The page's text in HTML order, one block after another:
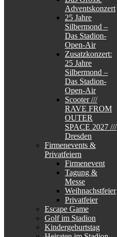
Adventskonzert
25 Jahre
Silbermond –
Das Stadion-
Open-Air
Zusatzkonzert:
25 Jahre
Silbermond –
Das Stadion-
Open-Air
Scooter ///
RAVE FROM
OUTER
SPACE 2027 ///
Dresden
Firmenevents &
Privatfeiern
Firmenevent
Tagung &
Messe
Weihnachstfeier
Privatfeier
Escape Game
Golf im Stadion
Kindergeburtstag